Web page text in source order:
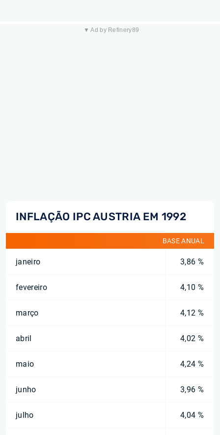
▼ Ad by Refinery89
INFLAÇÃO IPC AUSTRIA EM 1992
BASE ANUAL
janeiro 3,86 %
fevereiro 4,10 %
março 4,12 %
abril 4,02 %
maio 4,24 %
junho 3,96 %
julho 4,04 %